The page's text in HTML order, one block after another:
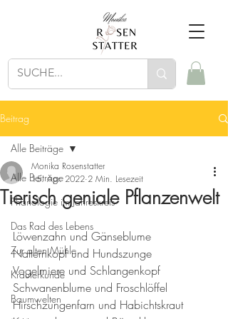
Beitrag
Alle Beiträge
Phänologie im Jahreskreis
Das Rad des Lebens
Zur alten Mühle
Kräuterkunde
Baumwelten
Alle Beiträge
Tierisch geniale Pflanzenwelt
Monika Rosenstatter
15. Apr. 2022 2 Min. Lesezeit
Löwenzahn und Gänseblume
Natternkopf und Hundszunge
Vogelmiere und Schlangenkopf
Schwanenblume und Froschlöffel
Hirschzungenfarn und Habichtskraut